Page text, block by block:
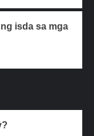
isda sa mga